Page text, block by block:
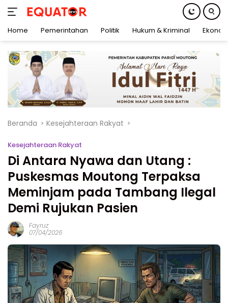
konten
Home Pemerintahan Politik Hukum & Kriminal
Beranda Kesejahteraan Rakyat
Kesejahteraan Rakyat
Di Antara Nyawa dan Utang :
Puskesmas Moutong Terpaksa
Meminjam pada Tambang Ilegal
Demi Rujukan Pasien
Fayruz
07/04/2026